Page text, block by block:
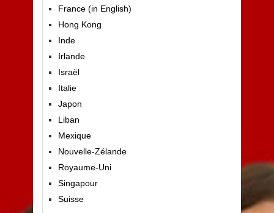
France (in English)
Hong Kong
Inde
Irlande
Israël
Italie
Japon
Liban
Mexique
Nouvelle-Zélande
Royaume-Uni
Singapour
Suisse